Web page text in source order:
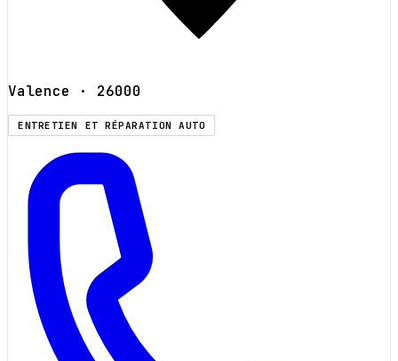
Valence · 26000
ENTRETIEN ET RÉPARATION AUTO